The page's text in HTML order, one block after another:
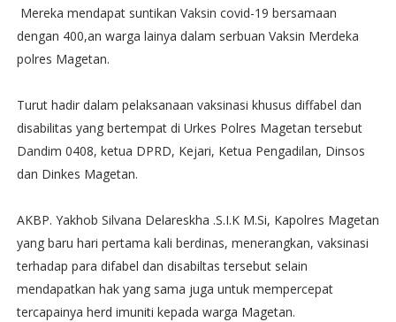
Mereka mendapat suntikan Vaksin covid-19 bersamaan
dengan 400,an warga lainya dalam serbuan Vaksin Merdeka
polres Magetan.
Turut hadir dalam pelaksanaan vaksinasi khusus diffabel dan
disabilitas yang bertempat di Urkes Polres Magetan tersebut
Dandim 0408, ketua DPRD, Kejari, Ketua Pengadilan, Dinsos
dan Dinkes Magetan.
AKBP. Yakhob Silvana Delareskha .S.I.K M.Si, Kapolres Magetan
yang baru hari pertama kali berdinas, menerangkan, vaksinasi
terhadap para difabel dan disabiltas tersebut selain
mendapatkan hak yang sama juga untuk mempercepat
tercapainya herd imuniti kepada warga Magetan.